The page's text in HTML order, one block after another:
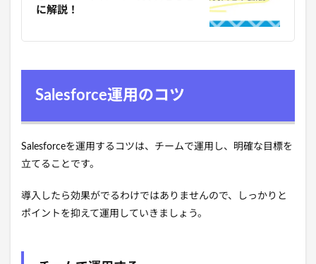
に解説！
Salesforce運用のコツ
Salesforceを運用するコツは、チームで運用し、明確な目標を
立てることです。
導入したら効果がでるわけではありませんので、しっかりと
ポイントを抑えて運用していきましょう。